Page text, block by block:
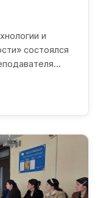
и
состоялся